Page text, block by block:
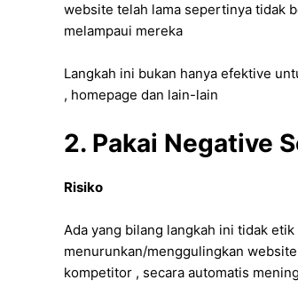
website telah lama sepertinya tidak
melampaui mereka
Langkah ini bukan hanya efektive
, homepage dan lain-lain
2. Pakai Negative
Risiko
Ada yang bilang langkah ini tidak
menurunkan/menggulingkan
kompetitor , secara automatis